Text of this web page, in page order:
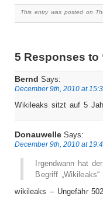
This entry was posted on
5 Responses to
Bernd Says:
December 9th, 2010 at
Wikileaks sitzt auf 5
Donauwelle Says:
December 9th, 2010 at
Irgendwann hat
Begriff „Wikileaks“
wikileaks – Ungefähr